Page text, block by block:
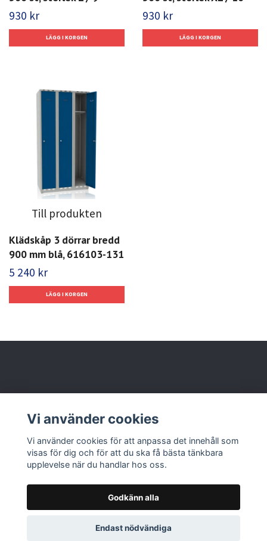
930 kr 930 kr
Till produkten
Klädskåp 3 dörrar bredd
900 mm blå, 616103-131
5 240 kr
Läs mer
© 2026 Nolbox AB
Vi använder cookies
Vi använder cookies för att anpassa det innehåll som
visas för dig och för att du ska få bästa tänkbara
upplevelse när du handlar hos oss.
Godkänn alla
Endast nödvändiga